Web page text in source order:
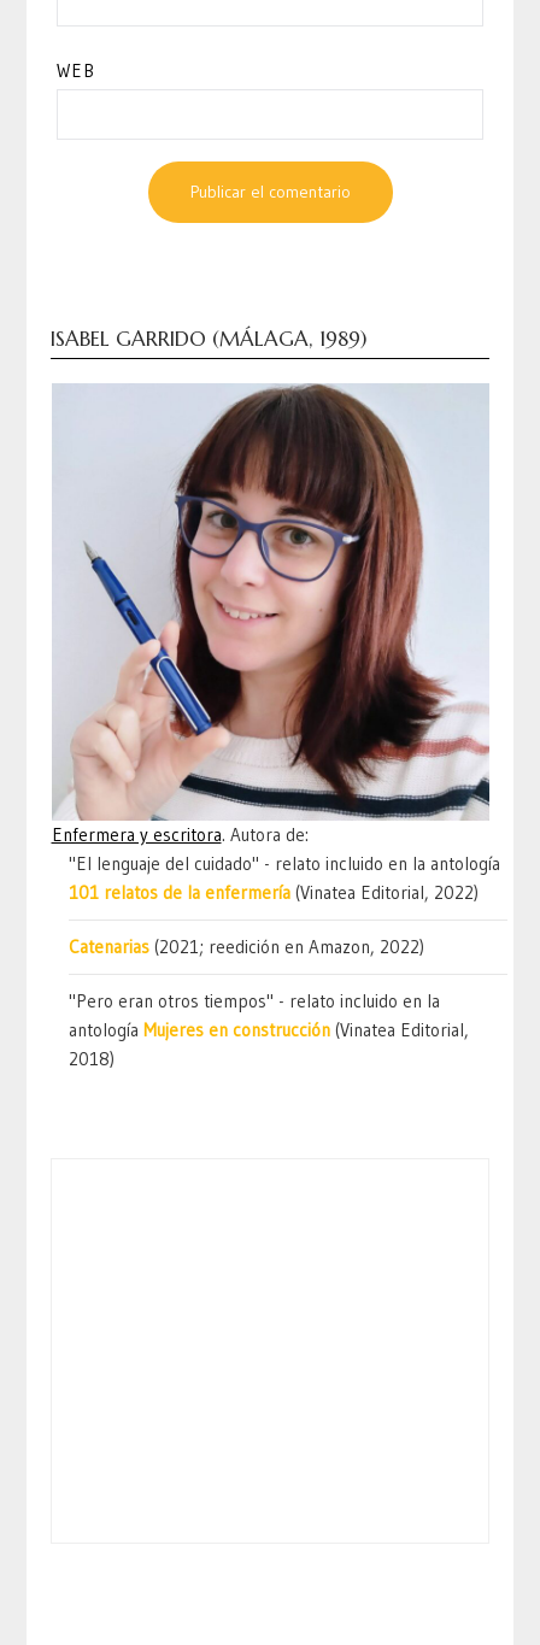
WEB
ISABEL GARRIDO (MÁLAGA, 1989)
Enfermera y escritora. Autora de:
"El lenguaje del cuidado" - relato incluido en la antología
101 relatos de la enfermería (Vinatea Editorial, 2022)
Catenarias (2021; reedición en Amazon, 2022)
"Pero eran otros tiempos" - relato incluido en la
antología Mujeres en construcción (Vinatea Editorial,
2018)